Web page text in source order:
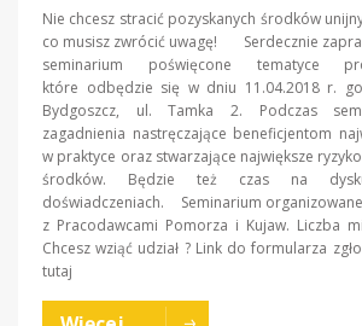
Nie chcesz stracić pozyskanych środków
co musisz zwrócić uwagę! Serdecznie
seminarium poświęcone tematyce
które odbędzie się w dniu 11.04.2018 r.
Bydgoszcz, ul. Tamka 2. Podczas
zagadnienia nastręczające beneficjentom
w praktyce oraz stwarzające największe
środków. Będzie też czas na
doświadczeniach. Seminarium
z Pracodawcami Pomorza i Kujaw. Liczba
Chcesz wziąć udział ? Link do formularza
tutaj